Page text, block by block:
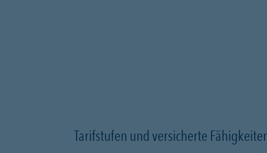
Tarifstufen und versicherte